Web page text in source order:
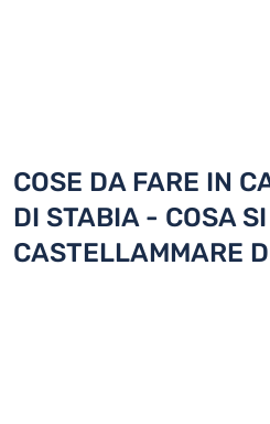
COSE DA FARE IN
DI STABIA - COSA
CASTELLAMMARE